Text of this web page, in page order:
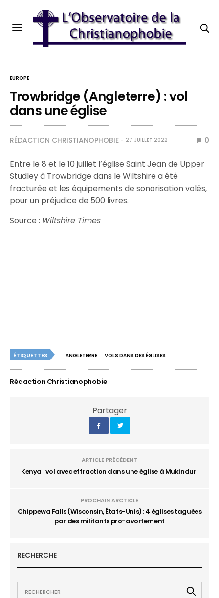
EUROPE
Trowbridge (Angleterre) : vol
dans une église
RÉDACTION CHRISTIANOPHOBIE 27 JUILLET 2022 0
Entre le 8 et le 10 juillet l’église Saint Jean de Upper
Studley à Trowbridge dans le Wiltshire a été
fracturée et les équipements de sonorisation volés,
pour un préjudice de 500 livres.
Source : Wiltshire Times
ÉTIQUETTES ANGLETERRE VOLS DANS DES ÉGLISES
Rédaction Christianophobie
Partager
ARTICLE PRÉCÉDENT
Kenya : vol avec effraction dans une église à Mukinduri
PROCHAIN ARCTICLE
Chippewa Falls (Wisconsin, États-Unis) : 4 églises taguées
par des militants pro-avortement
RECHERCHE